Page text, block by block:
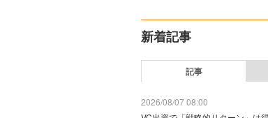
新着記事
記事
2026/08/07 08:00